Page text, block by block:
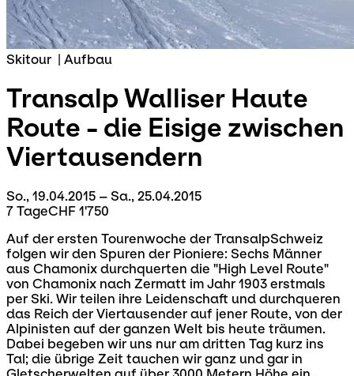
Skitour | Aufbau
TransalpWalliser Haute
Route - die Eisige zwischen
Viertausendern
So., 19.04.2015 – Sa., 25.04.2015
7 TageCHF 1'750
Auf der ersten Tourenwoche der TransalpSchweiz
folgen wir den Spuren der Pioniere: Sechs Männer
aus Chamonix durchquerten die "High Level Route"
von Chamonix nach Zermatt im Jahr 1903 erstmals
per Ski. Wir teilen ihre Leidenschaft und durchqueren
das Reich der Viertausender auf jener Route, von der
Alpinisten auf der ganzen Welt bis heute träumen.
Dabei begeben wir uns nur am dritten Tag kurz ins
Tal; die übrige Zeit tauchen wir ganz und gar in